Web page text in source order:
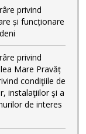
privind
și funcționare
privind
Mare Pravăț
condiţiile de
instalaţiilor şi a
de interes